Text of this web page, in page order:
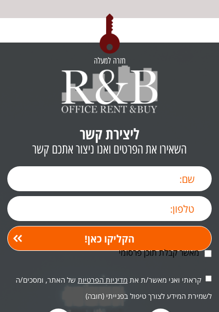
חזרה למעלה
ליצירת קשר
השאירו את הפרטים ואנו ניצור אתכם קשר
מאשר קבלת תוכן פרסומי
קראתי ואני מאשר/ת את מדיניות הפרטיות של האתר, ומסכים/ה
לשמירת המידע לצורך טיפול בפנייתי (חובה)